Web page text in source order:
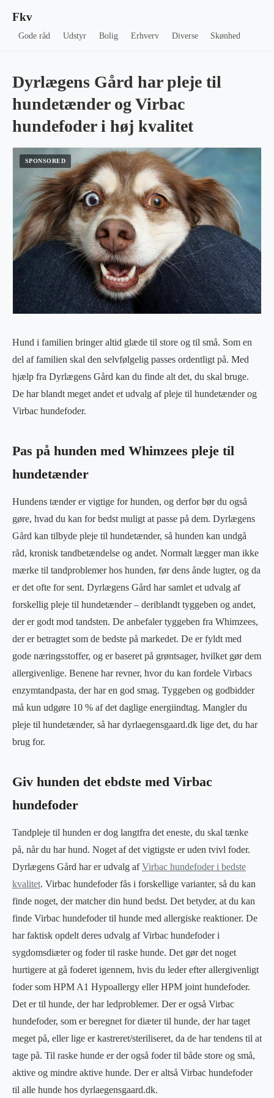
Fkv
Gode råd Udstyr Bolig Erhverv Diverse Skønhed
Dyrlægens Gård har pleje til
hundetænder og Virbac
hundefoder i høj kvalitet
Hund i familien bringer altid glæde til store og til små. Som en
del af familien skal den selvfølgelig passes ordentligt på. Med
hjælp fra Dyrlægens Gård kan du finde alt det, du skal bruge.
De har blandt meget andet et udvalg af pleje til hundetænder og
Virbac hundefoder.
Pas på hunden med Whimzees pleje til
hundetænder
Hundens tænder er vigtige for hunden, og derfor bør du også
gøre, hvad du kan for bedst muligt at passe på dem. Dyrlægens
Gård kan tilbyde pleje til hundetænder, så hunden kan undgå
råd, kronisk tandbetændelse og andet. Normalt lægger man ikke
mærke til tandproblemer hos hunden, før dens ånde lugter, og da
er det ofte for sent. Dyrlægens Gård har samlet et udvalg af
forskellig pleje til hundetænder – deriblandt tyggeben og andet,
der er godt mod tandsten. De anbefaler tyggeben fra Whimzees,
der er betragtet som de bedste på markedet. De er fyldt med
gode næringsstoffer, og er baseret på grøntsager, hvilket gør dem
allergivenlige. Benene har revner, hvor du kan fordele Virbacs
enzymtandpasta, der har en god smag. Tyggeben og godbidder
må kun udgøre 10 % af det daglige energiindtag. Mangler du
pleje til hundetænder, så har dyrlaegensgaard.dk lige det, du har
brug for.
Giv hunden det ebdste med Virbac
hundefoder
Tandpleje til hunden er dog langtfra det eneste, du skal tænke
på, når du har hund. Noget af det vigtigste er uden tvivl foder.
Dyrlægens Gård har er udvalg afVirbac hundefoder i bedste
kvalitet. Virbac hundefoder fås i forskellige varianter, så du kan
finde noget, der matcher din hund bedst. Det betyder, at du kan
finde Virbac hundefoder til hunde med allergiske reaktioner. De
har faktisk opdelt deres udvalg af Virbac hundefoder i
sygdomsdiæter og foder til raske hunde. Det gør det noget
hurtigere at gå foderet igennem, hvis du leder efter allergivenligt
foder som HPM A1 Hypoallergy eller HPM joint hundefoder.
Det er til hunde, der har ledproblemer. Der er også Virbac
hundefoder, som er beregnet for diæter til hunde, der har taget
meget på, eller lige er kastreret/steriliseret, da de har tendens til at
tage på. Til raske hunde er der også foder til både store og små,
aktive og mindre aktive hunde. Der er altså Virbac hundefoder
til alle hunde hos dyrlaegensgaard.dk.